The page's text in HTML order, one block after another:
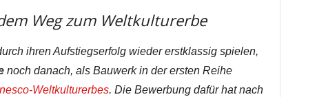
Weg zum Weltkulturerbe
ihren Aufstiegserfolg wieder erstklassig spielen,
noch danach, als Bauwerk in der ersten Reihe
Weltkulturerbes. Die Bewerbung dafür hat nach